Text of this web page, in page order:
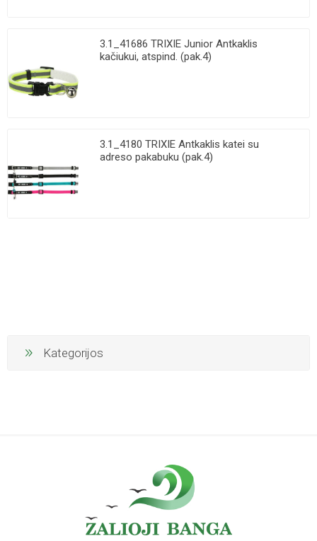
3.1_41686 TRIXIE Junior Antkaklis
kačiukui, atspind. (pak.4)
3.1_4180 TRIXIE Antkaklis katei su
adreso pakabuku (pak.4)
Kategorijos